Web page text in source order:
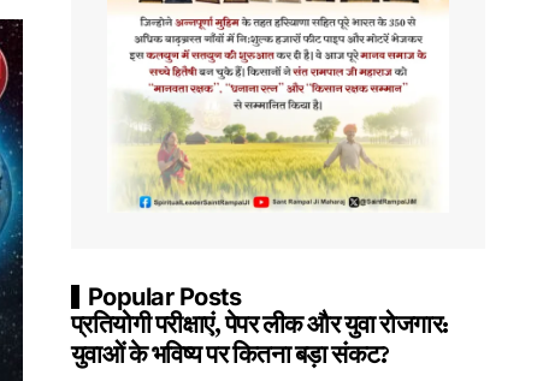
Popular Posts
प्रतियोगी परीक्षाएं, पेपर लीक और युवा रोजगार:
युवाओं के भविष्य पर कितना बड़ा संकट?